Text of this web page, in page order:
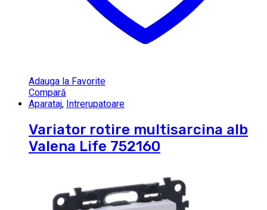
Adauga la Favorite
Compară
Aparataj, Intrerupatoare
Variator rotire multisarcina alb
Valena Life 752160